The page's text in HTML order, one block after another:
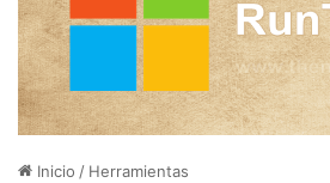
Inicio / Herramientas